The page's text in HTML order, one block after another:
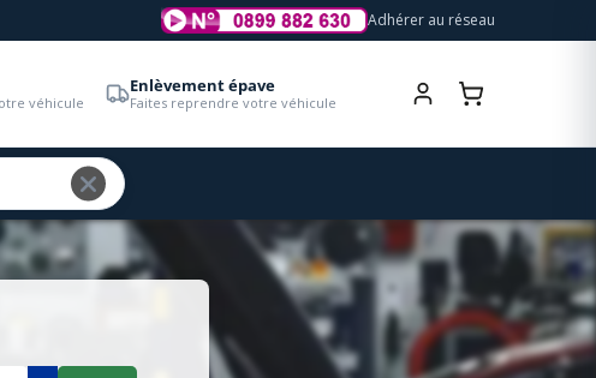
Adhérer au réseau
véhicule
Enlèvement épave
Faites reprendre votre véhicule